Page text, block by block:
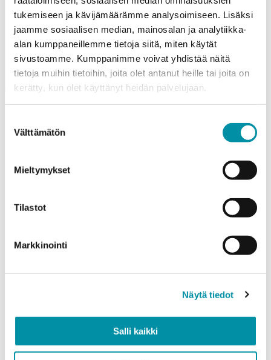
tukemiseen ja kävijämäärämme analysoimiseen. Lisäksi
jaamme sosiaalisen median, mainosalan ja analytiikka-
alan kumppaneillemme tietoja siitä, miten käytät
sivustoamme. Kumppanimme voivat yhdistää näitä
tietoja muihin tietoihin, joita olet antanut heille tai joita on
kerätty, kun olet käyttänyt heidän palvelujaan.
valinta
Välttämätön
Mieltymykset
Tilastot
Markkinointi
Näytä tiedot
Salli kaikki
Referenssit
100 % kierrätettyä Greenline-